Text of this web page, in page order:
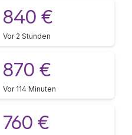
840 €
Vor 2 Stunden
870 €
Vor 114 Minuten
760 €